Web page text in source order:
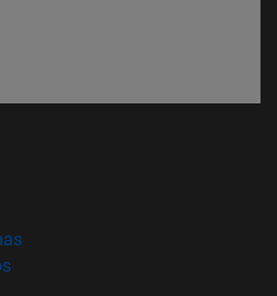
ventana)
(abre en nueva ventana)
(abre en nueva ventana)